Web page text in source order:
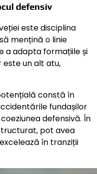
defensiv
este disciplina
mențină o linie
a adapta formațiile și
un alt atu,
constă în
fundașilor
defensivă. În
pot avea
în tranziții